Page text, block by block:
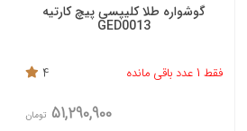
گوشواره طلا کلیپسی پیچ کارتیه
GED0013
فقط 1 عدد باقی مانده 4
51,290,900 تومان